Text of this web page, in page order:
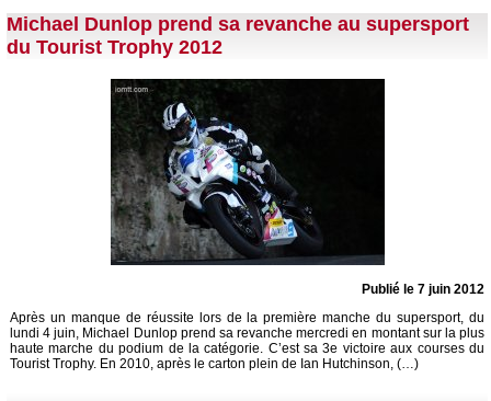
Michael Dunlop prend sa revanche au supersport
du Tourist Trophy 2012
Publié le 7 juin 2012
Après un manque de réussite lors de la première manche du supersport, du
lundi 4 juin, Michael Dunlop prend sa revanche mercredi en montant sur la plus
haute marche du podium de la catégorie. C’est sa 3e victoire aux courses du
Tourist Trophy. En 2010, après le carton plein de Ian Hutchinson, (…)